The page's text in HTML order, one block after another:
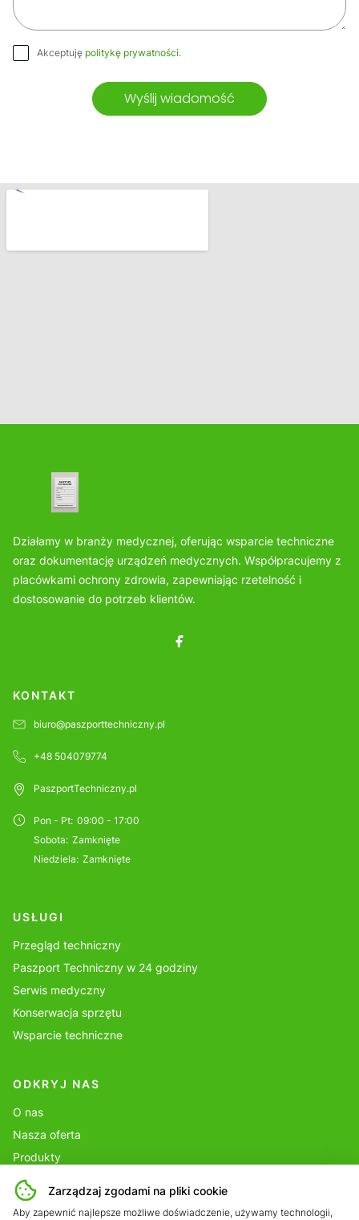
Zarządzaj zgodami na pliki cookie
Aby zapewnić najlepsze możliwe doświadczenie, używamy technologii,
Akceptuję politykę prywatności.
Wyślij wiadomość
Działamy w branży medycznej, oferując wsparcie techniczne
oraz dokumentację urządzeń medycznych. Współpracujemy z
placówkami ochrony zdrowia, zapewniając rzetelność i
dostosowanie do potrzeb klientów.
KONTAKT
biuro@paszporttechniczny.pl
+48 504079774
PaszportTechniczny.pl
Pon - Pt: 09:00 - 17:00
Sobota: Zamknięte
Niedziela: Zamknięte
USŁUGI
Przegląd techniczny
Paszport Techniczny w 24 godziny
Serwis medyczny
Konserwacja sprzętu
Wsparcie techniczne
ODKRYJ NAS
O nas
Nasza oferta
Produkty
Portfolio
Blog